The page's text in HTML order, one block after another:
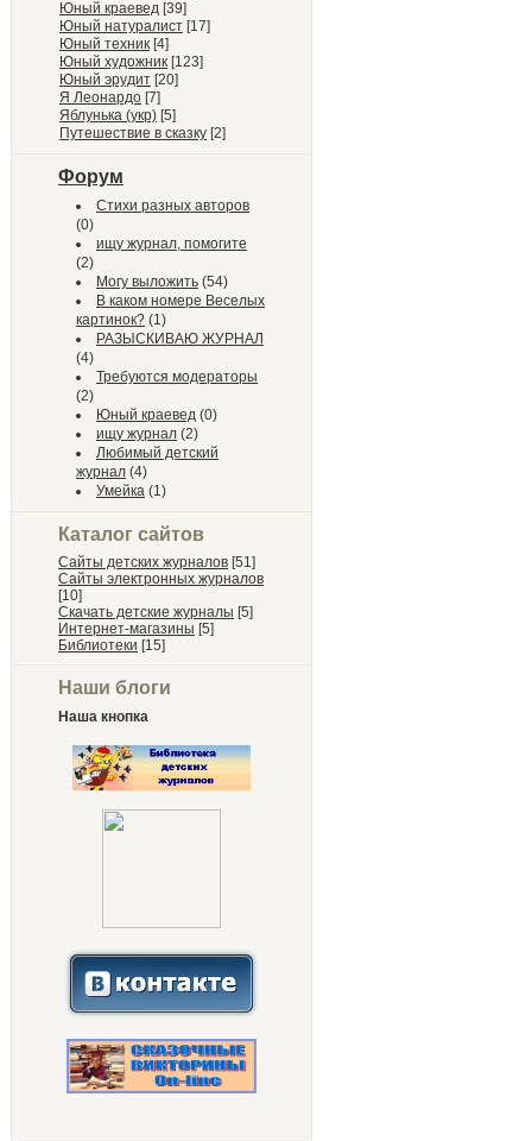
Юный краевед [39]
Юный натуралист [17]
Юный техник [4]
Юный художник [123]
Юный эрудит [20]
Я Леонардо [7]
Яблунька (укр) [5]
Путешествие в сказку [2]
Форум
Стихи разных авторов
(0)
ищу журнал, помогите
(2)
Могу выложить (54)
В каком номере Веселых
картинок? (1)
РАЗЫСКИВАЮ ЖУРНАЛ
(4)
Требуются модераторы
(2)
Юный краевед (0)
ищу журнал (2)
Любимый детский
журнал (4)
Умейка (1)
Каталог сайтов
Сайты детских журналов [51]
Сайты электронных журналов
[10]
Скачать детские журналы [5]
Интернет-магазины [5]
Библиотеки [15]
Наши блоги
Наша кнопка